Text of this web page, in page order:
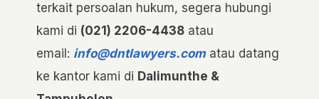
terkait persoalan hukum, segera hubungi
kami di (021) 2206-4438 atau
email: info@dntlawyers.com atau datang
ke kantor kami di Dalimunthe &